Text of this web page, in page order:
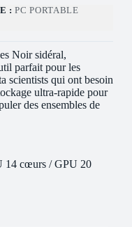
:PC PORTABLE
Noir sidéral,
parfait pour les
scientists qui ont besoin
ultra-rapide pour
des ensembles de
14 cœurs / GPU 20